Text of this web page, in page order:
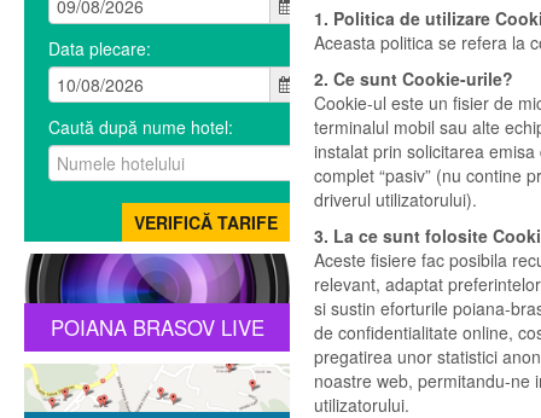
Data plecare:
Caută după nume hotel:
POIANA BRASOV LIVE
1. Politica de utilizare
Aceasta politica se refera la
2. Ce sunt Cookie-urile?
Cookie-ul este un fisier de
terminalul mobil sau alte
instalat prin solicitarea
complet “pasiv” (nu contine
driverul utilizatorului).
3. La ce sunt folosite
Aceste fisiere fac posibila
relevant, adaptat
si sustin eforturile poiana-
de confidentialitate online,
pregatirea unor statistici
noastre web, permitandu-ne
utilizatorului.